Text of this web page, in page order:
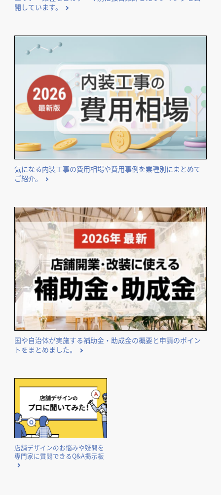
開しています。
気になる内装工事の費用相場や費用事例を業種別にまとめて
ご紹介。
国や自治体が実施する補助金・助成金の概要と申請のポイン
トをまとめました。
店舗デザインのお悩みや疑問を
専門家に質問できるQ&A掲示板